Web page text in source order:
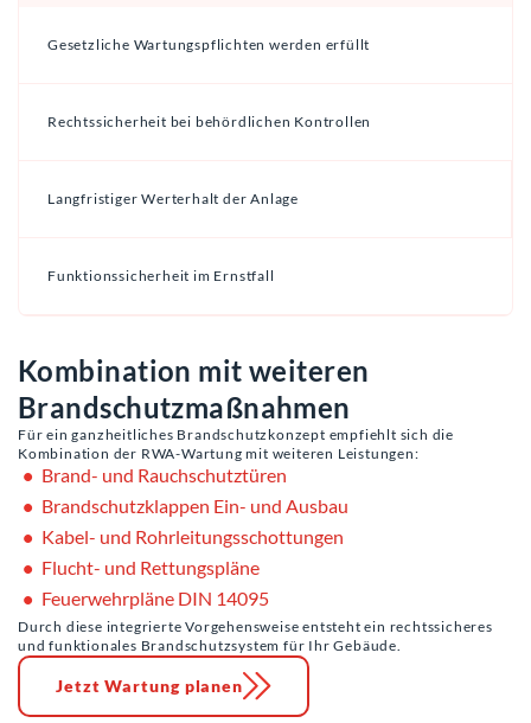
Gesetzliche Wartungspflichten werden erfüllt
Rechtssicherheit bei behördlichen Kontrollen
Langfristiger Werterhalt der Anlage
Funktionssicherheit im Ernstfall
Kombination mit weiteren
Brandschutzmaßnahmen
Für ein ganzheitliches Brandschutzkonzept empfiehlt sich die
Kombination der RWA-Wartung mit weiteren Leistungen:
Brand- und Rauchschutztüren
Brandschutzklappen Ein- und Ausbau
Kabel- und Rohrleitungsschottungen
Flucht- und Rettungspläne
Feuerwehrpläne DIN 14095
Durch diese integrierte Vorgehensweise entsteht ein rechtssicheres
und funktionales Brandschutzsystem für Ihr Gebäude.
Jetzt Wartung planen